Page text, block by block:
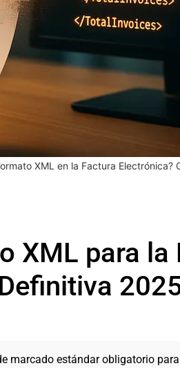
XML en la Factura Electrónica?
XML para la
marcado estándar obligatorio